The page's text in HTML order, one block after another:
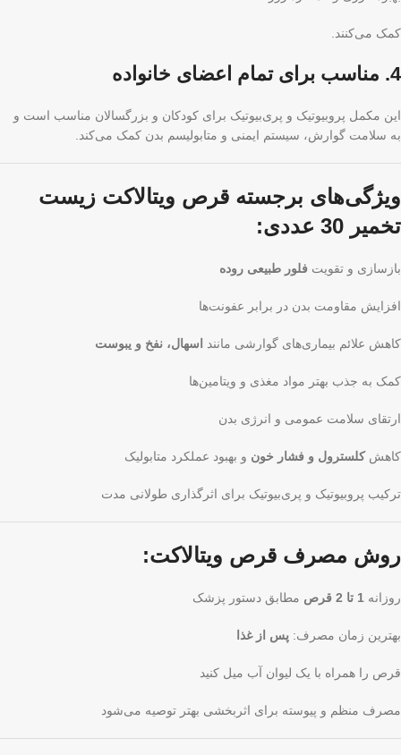
کمک می‌کنند.
4. مناسب برای تمام اعضای خانواده
این مکمل پروبیوتیک و پری‌بیوتیک برای کودکان و بزرگسالان مناسب است و
به سلامت گوارش، سیستم ایمنی و متابولیسم بدن کمک می‌کند.
ویژگی‌های برجسته قرص ویتالاکت زیست
تخمیر 30 عددی:
بازسازی و تقویت فلور طبیعی روده
افزایش مقاومت بدن در برابر عفونت‌ها
کاهش علائم بیماری‌های گوارشی مانند اسهال، نفخ و یبوست
کمک به جذب بهتر مواد مغذی و ویتامین‌ها
ارتقای سلامت عمومی و انرژی بدن
کاهشکلسترول و فشار خون و بهبود عملکرد متابولیک
ترکیب پروبیوتیک و پری‌بیوتیک برای اثرگذاری طولانی مدت
روش مصرف قرص ویتالاکت:
روزانه 1 تا 2 قرص مطابق دستور پزشک
بهترین زمان مصرف: پس از غذا
قرص را همراه با یک لیوان آب میل کنید
مصرف منظم و پیوسته برای اثربخشی بهتر توصیه می‌شود